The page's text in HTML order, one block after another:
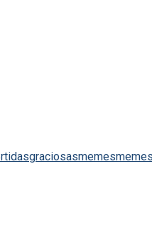
graciosasmemes